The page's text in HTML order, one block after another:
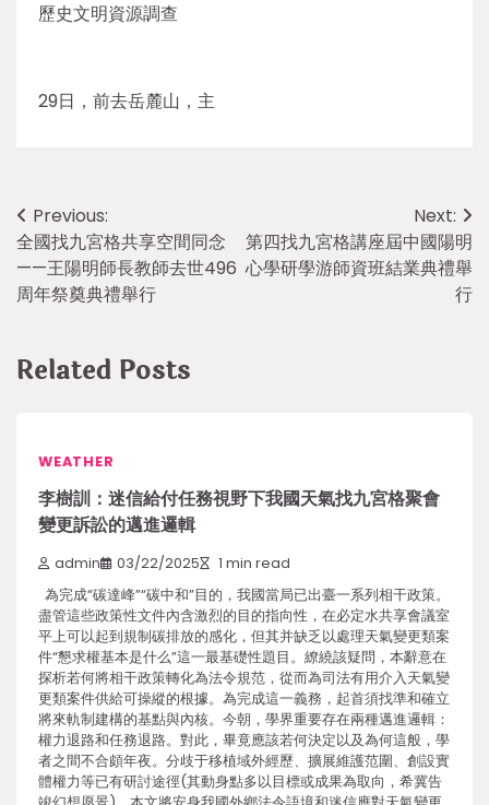
歷史文明資源調查
29日，前去岳麓山，主
Post
navigation
Previous:
全國找九宮格共享空間同念
——王陽明師長教師去世496
周年祭奠典禮舉行
Next:
第四找九宮格講座屆中國陽明
心學研學游師資班結業典禮舉
行
Related Posts
WEATHER
李樹訓：迷信給付任務視野下我國天氣找九宮格聚會
變更訴訟的邁進邏輯
admin 03/22/2025 1 min read
為完成“碳達峰”“碳中和”目的，我國當局已出臺一系列相干政策。
盡管這些政策性文件內含激烈的目的指向性，在必定水共享會議室
平上可以起到規制碳排放的感化，但其并缺乏以處理天氣變更類案
件“懇求權基本是什么”這一最基礎性題目。繚繞該疑問，本辭意在
探析若何將相干政策轉化為法令規范，從而為司法有用介入天氣變
更類案件供給可操縱的根據。為完成這一義務，起首須找準和確立
將來軌制建構的基點與內核。今朝，學界重要存在兩種邁進邏輯：
權力退路和任務退路。對此，畢竟應該若何決定以及為何這般，學
者之間不合頗年夜。分歧于移植域外經歷、擴展維護范圍、創設實
體權力等已有研討途徑(其動身點多以目標或成果為取向，希冀告